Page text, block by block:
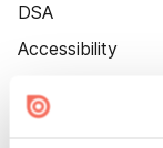
DSA
Accessibility